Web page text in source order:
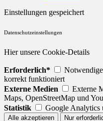
Einstellungen gespeichert
Datenschutzeinstellungen
Hier unsere Cookie-Details
Erforderlich*
korrekt funktioniert
Externe Medien
Externe
Maps, OpenStreetMap und
Statistik
Google Analytics